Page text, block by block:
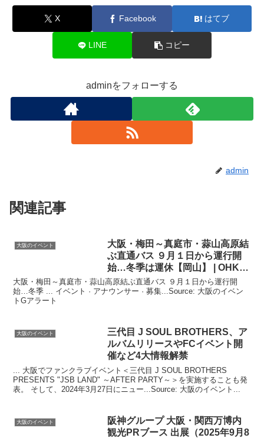
X Facebook はてブ
LINE コピー
adminをフォローする
admin
関連記事
大阪のイベント 大阪 ・梅田～真庭市・蒜山高原結
ぶ直通バス ９月１日から運行開
始…冬季は運休【岡山】 | OHK
…
大阪・梅田～真庭市・蒜山高原結ぶ直通バス ９月１日から運行開
始…冬季 ... イベント · アナウンサー · 募集...Source: 大阪のイベン
トGアラート
大阪のイベント
三代目 J SOUL BROTHERS、ア
ルバムリリースやFCイベント 開
催など4大情報解禁
... 大阪でファンクラブイベント＜三代目 J SOUL BROTHERS
PRESENTS "JSB LAND" ～AFTER PARTY～＞を実施することも発
表。 そして、2024年3月27日にニュー...Source: 大阪のイベント...
大阪のイベント 阪神グループ 大阪 ・関西万博内
観光PRブース 出展（2025年9月8